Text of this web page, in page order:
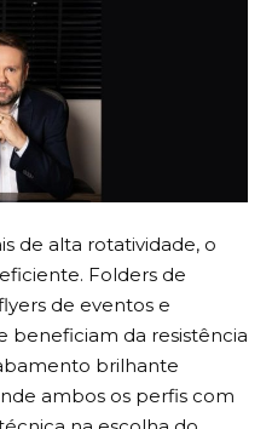
de alta rotatividade, o
Folders de
de eventos e
beneficiam da resistência
brilhante
ambos os perfis com